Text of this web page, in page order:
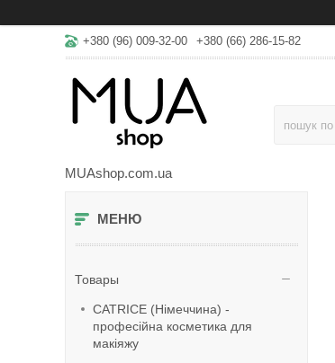
+380 (96) 009-32-00 +380 (66) 286-15-82
MUAshop.com.ua
Товары
CATRICE (Німеччина) -
професійна косметика для
макіяжу